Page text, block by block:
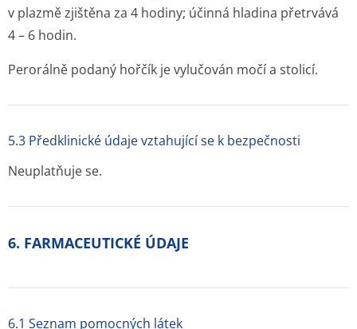
v plazmě zjištěna za 4 hodiny; účinná hladina přetrvává
4 – 6 hodin.
Perorálně podaný hořčík je vylučován močí a stolicí.
5.3 Předklinické údaje vztahující se k bezpečnosti
Neuplatňuje se.
6. FARMACEUTICKÉ ÚDAJE
6.1 Seznam pomocných látek